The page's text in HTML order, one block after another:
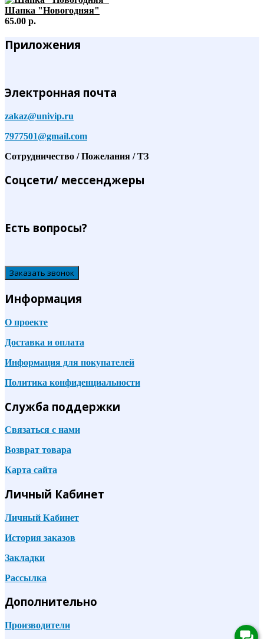
Шапка "Новогодняя"
65.00 р.
Приложения
Электронная почта
zakaz@univip.ru
7977501@gmail.com
Сотрудничество / Пожелания / ТЗ
Соцсети/ мессенджеры
Есть вопросы?
Заказать звонок
Информация
О проекте
Доставка и оплата
Информация для покупателей
Политика конфиденциальности
Служба поддержки
Связаться с нами
Возврат товара
Карта сайта
Личный Кабинет
Личный Кабинет
История заказов
Закладки
Рассылка
Дополнительно
Производители